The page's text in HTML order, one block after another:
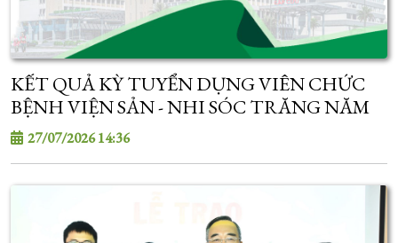
KẾT QUẢ KỲ TUYỂN DỤNG VIÊN CHỨC
BỆNH VIỆN SẢN - NHI SÓC TRĂNG NĂM
2026
27/07/2026 14:36